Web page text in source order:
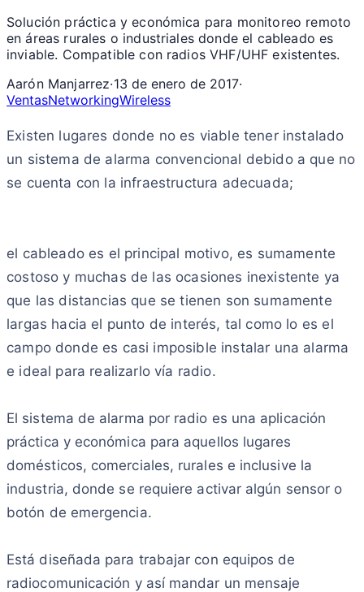
Solución práctica y económica para monitoreo remoto
en áreas rurales o industriales donde el cableado es
inviable. Compatible con radios VHF/UHF existentes.
Aarón Manjarrez·13 de enero de 2017·
VentasNetworkingWireless
Existen lugares donde no es viable tener instalado
un sistema de alarma convencional debido a que no
se cuenta con la infraestructura adecuada;
el cableado es el principal motivo, es sumamente
costoso y muchas de las ocasiones inexistente ya
que las distancias que se tienen son sumamente
largas hacia el punto de interés, tal como lo es el
campo donde es casi imposible instalar una alarma
e ideal para realizarlo vía radio.
El sistema de alarma por radio es una aplicación
práctica y económica para aquellos lugares
domésticos, comerciales, rurales e inclusive la
industria, donde se requiere activar algún sensor o
botón de emergencia.
Está diseñada para trabajar con equipos de
radiocomunicación y así mandar un mensaje